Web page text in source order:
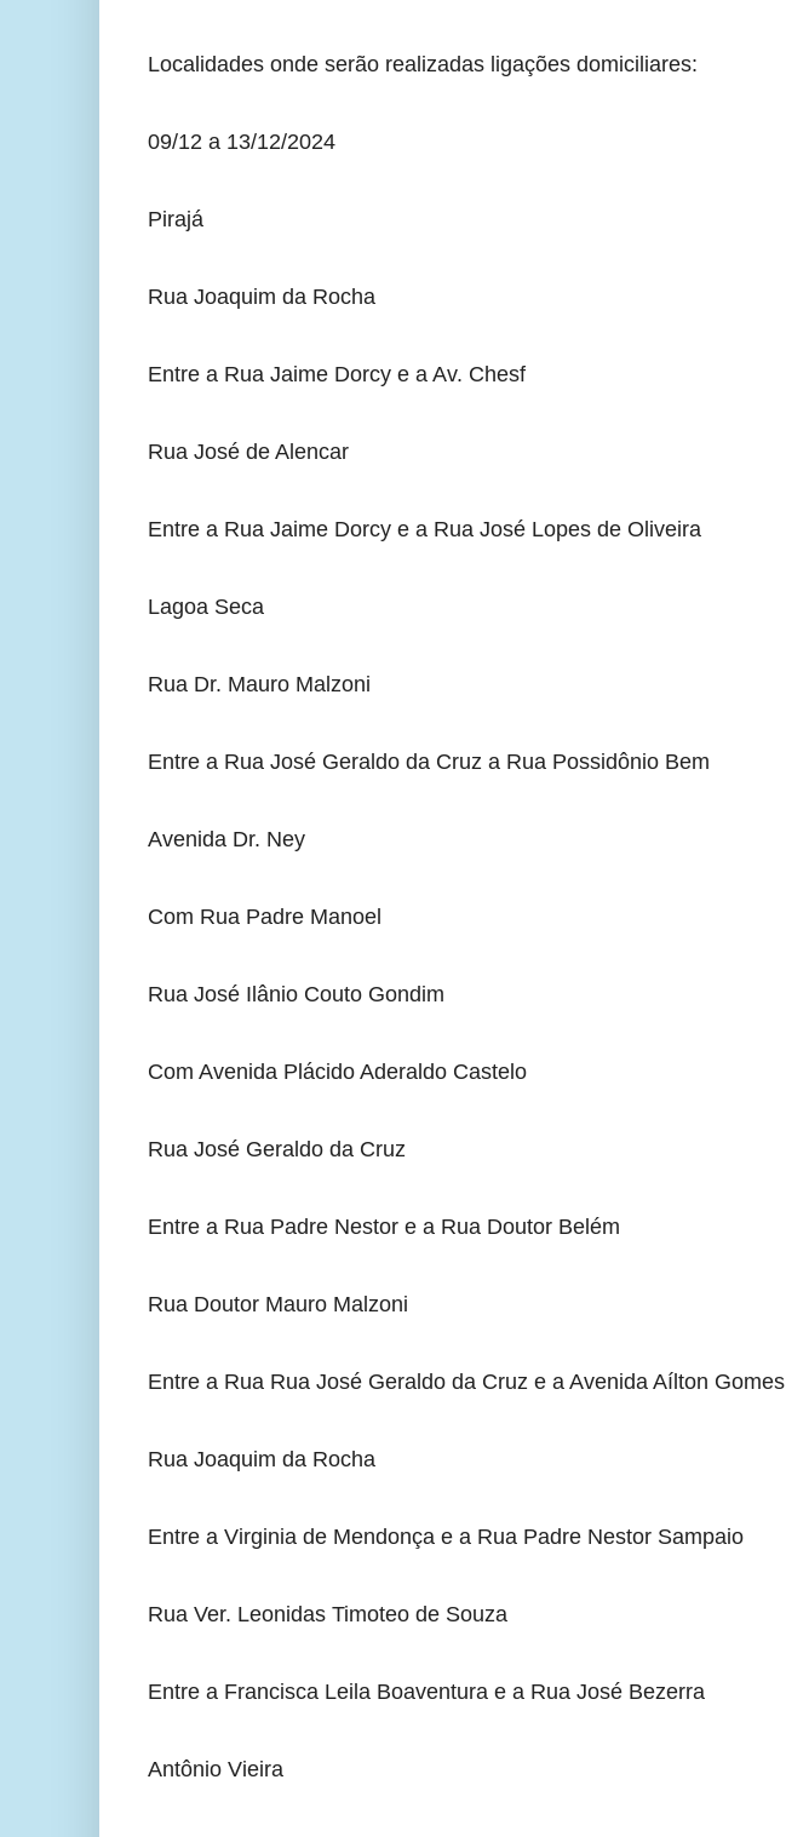
Localidades onde serão realizadas ligações domiciliares:
09/12 a 13/12/2024
Pirajá
Rua Joaquim da Rocha
Entre a Rua Jaime Dorcy e a Av. Chesf
Rua José de Alencar
Entre a Rua Jaime Dorcy e a Rua José Lopes de Oliveira
Lagoa Seca
Rua Dr. Mauro Malzoni
Entre a Rua José Geraldo da Cruz a Rua Possidônio Bem
Avenida Dr. Ney
Com Rua Padre Manoel
Rua José Ilânio Couto Gondim
Com Avenida Plácido Aderaldo Castelo
Rua José Geraldo da Cruz
Entre a Rua Padre Nestor e a Rua Doutor Belém
Rua Doutor Mauro Malzoni
Entre a Rua Rua José Geraldo da Cruz e a Avenida Aílton Gomes
Rua Joaquim da Rocha
Entre a Virginia de Mendonça e a Rua Padre Nestor Sampaio
Rua Ver. Leonidas Timoteo de Souza
Entre a Francisca Leila Boaventura e a Rua José Bezerra
Antônio Vieira